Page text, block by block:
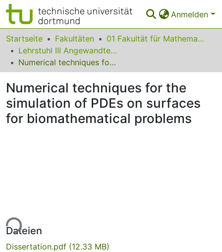
Anmelden
Bereiche & Sammlungen
Das gesamte Repositorium
FAQ
Leitlinien
Startseite Fakultäten
01 Fakultät für Mathematik
Lehrstuhl III Angewandte Mathematik und Numerik
Numerical techniques for the simulation of PDEs on surfaces for biomathematical problems
Numerical techniques for the
simulation of PDEs on surfaces
for biomathematical problems
Dateien
Dissertation.pdf (12.33 MB)